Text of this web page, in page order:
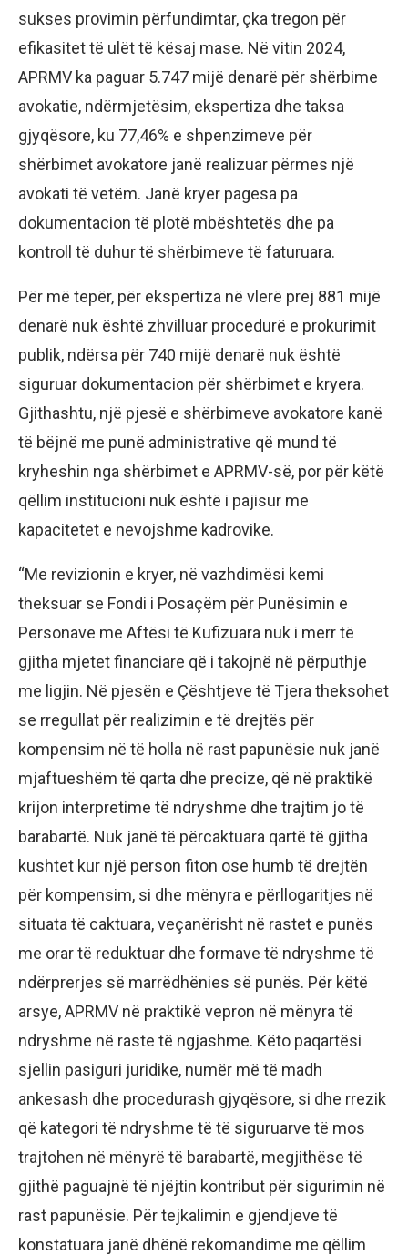
sukses provimin përfundimtar, çka tregon për
efikasitet të ulët të kësaj mase. Në vitin 2024,
APRMV ka paguar 5.747 mijë denarë për shërbime
avokatie, ndërmjetësim, ekspertiza dhe taksa
gjyqësore, ku 77,46% e shpenzimeve për
shërbimet avokatore janë realizuar përmes një
avokati të vetëm. Janë kryer pagesa pa
dokumentacion të plotë mbështetës dhe pa
kontroll të duhur të shërbimeve të faturuara.
Për më tepër, për ekspertiza në vlerë prej 881 mijë
denarë nuk është zhvilluar procedurë e prokurimit
publik, ndërsa për 740 mijë denarë nuk është
siguruar dokumentacion për shërbimet e kryera.
Gjithashtu, një pjesë e shërbimeve avokatore kanë
të bëjnë me punë administrative që mund të
kryheshin nga shërbimet e APRMV-së, por për këtë
qëllim institucioni nuk është i pajisur me
kapacitetet e nevojshme kadrovike.
“Me revizionin e kryer, në vazhdimësi kemi
theksuar se Fondi i Posaçëm për Punësimin e
Personave me Aftësi të Kufizuara nuk i merr të
gjitha mjetet financiare që i takojnë në përputhje
me ligjin. Në pjesën e Çështjeve të Tjera theksohet
se rregullat për realizimin e të drejtës për
kompensim në të holla në rast papunësie nuk janë
mjaftueshëm të qarta dhe precize, që në praktikë
krijon interpretime të ndryshme dhe trajtim jo të
barabartë. Nuk janë të përcaktuara qartë të gjitha
kushtet kur një person fiton ose humb të drejtën
për kompensim, si dhe mënyra e përllogaritjes në
situata të caktuara, veçanërisht në rastet e punës
me orar të reduktuar dhe formave të ndryshme të
ndërprerjes së marrëdhënies së punës. Për këtë
arsye, APRMV në praktikë vepron në mënyra të
ndryshme në raste të ngjashme. Këto paqartësi
sjellin pasiguri juridike, numër më të madh
ankesash dhe procedurash gjyqësore, si dhe rrezik
që kategori të ndryshme të të siguruarve të mos
trajtohen në mënyrë të barabartë, megjithëse të
gjithë paguajnë të njëjtin kontribut për sigurimin në
rast papunësie. Për tejkalimin e gjendjeve të
konstatuara janë dhënë rekomandime me qëllim